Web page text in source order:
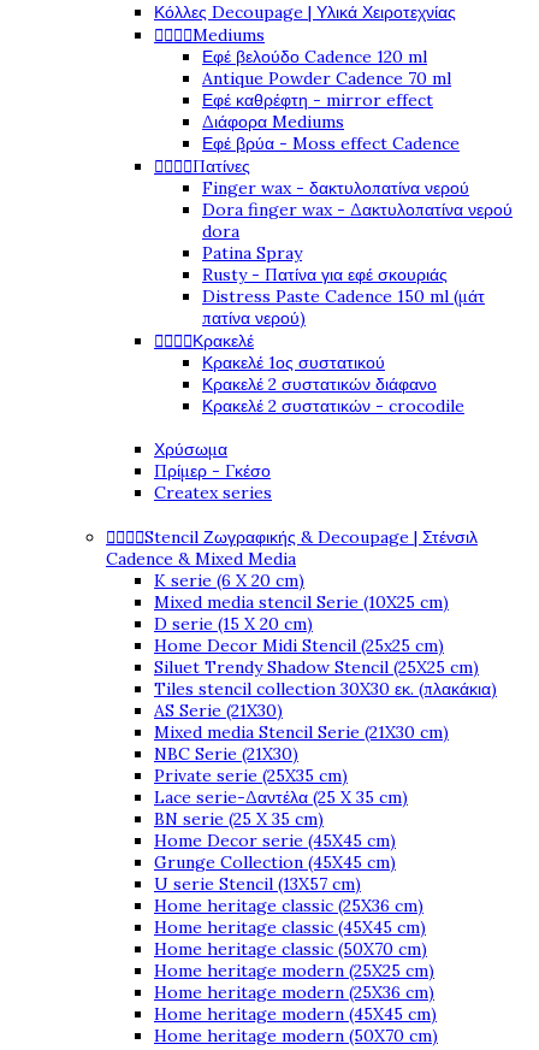
Κόλλες Decoupage | Υλικά Χειροτεχνίας
Mediums
Εφέ βελούδο Cadence 120 ml
Antique Powder Cadence 70 ml
Εφέ καθρέφτη - mirror effect
Διάφορα Mediums
Εφέ βρύα - Moss effect Cadence
Πατίνες
Finger wax - δακτυλοπατίνα νερού
Dora finger wax - Δακτυλοπατίνα νερού
dora
Patina Spray
Rusty - Πατίνα για εφέ σκουριάς
Distress Paste Cadence 150 ml (μάτ
πατίνα νερού)
Κρακελέ
Κρακελέ 1ος συστατικού
Κρακελέ 2 συστατικών διάφανο
Κρακελέ 2 συστατικών - crocodile
Χρύσωμα
Πρίμερ - Γκέσο
Createx series
Stencil Ζωγραφικής & Decoupage | Στένσιλ
Cadence & Mixed Media
K serie (6 X 20 cm)
Mixed media stencil Serie (10X25 cm)
D serie (15 X 20 cm)
Home Decor Midi Stencil (25x25 cm)
Siluet Trendy Shadow Stencil (25X25 cm)
Tiles stencil collection 30X30 εκ. (πλακάκια)
AS Serie (21X30)
Mixed media Stencil Serie (21X30 cm)
NBC Serie (21X30)
Private serie (25X35 cm)
Lace serie-Δαντέλα (25 X 35 cm)
BN serie (25 X 35 cm)
Home Decor serie (45X45 cm)
Grunge Collection (45X45 cm)
U serie Stencil (13X57 cm)
Home heritage classic (25X36 cm)
Home heritage classic (45X45 cm)
Home heritage classic (50X70 cm)
Home heritage modern (25X25 cm)
Home heritage modern (25X36 cm)
Home heritage modern (45X45 cm)
Home heritage modern (50X70 cm)